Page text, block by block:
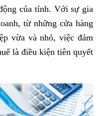
của tỉnh. Với sự gia
từ những cửa hàng
vừa và nhỏ, việc đảm
là điều kiện tiên quyết